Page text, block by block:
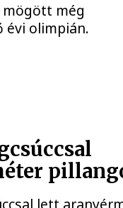
mögött még
évi olimpián.